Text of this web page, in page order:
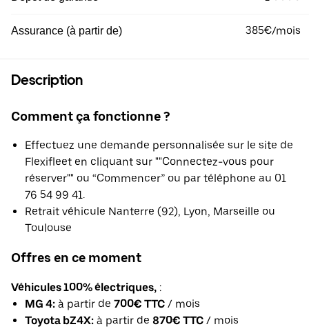
Assurance (à partir de) 385€/mois
Description
Comment ça fonctionne ?
Effectuez une demande personnalisée sur le site de
Flexifleet en cliquant sur ""Connectez-vous pour
réserver"" ou “Commencer” ou par téléphone au 01
76 54 99 41.
Retrait véhicule Nanterre (92), Lyon, Marseille ou
Toulouse
Offres en ce moment
Véhicules 100% électriques, :
MG 4: à partir de 700€ TTC / mois
Toyota bZ4X: à partir de 870€ TTC / mois